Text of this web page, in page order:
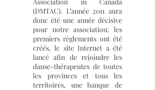
(DMTAC). L’année 2011 aura
donc été une année décisive
pour notre association: les
premiers règlements ont été
créés, le site Internet a été
lancé afin de rejoindre les
danse-thérapeutes de toutes
les provinces et tous les
territoires, une banque de